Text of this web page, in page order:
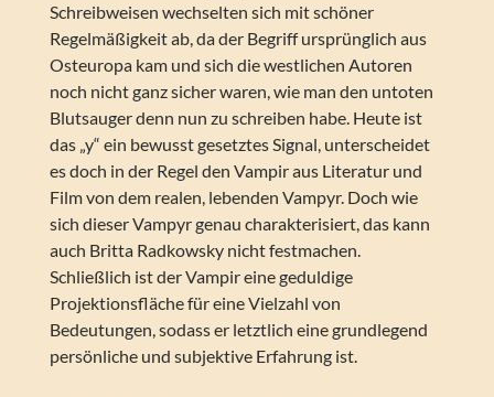
Schreibweisen wechselten sich mit schöner
Regelmäßigkeit ab, da der Begriff ursprünglich aus
Osteuropa kam und sich die westlichen Autoren
noch nicht ganz sicher waren, wie man den untoten
Blutsauger denn nun zu schreiben habe. Heute ist
das „y“ ein bewusst gesetztes Signal, unterscheidet
es doch in der Regel den Vampir aus Literatur und
Film von dem realen, lebenden Vampyr. Doch wie
sich dieser Vampyr genau charakterisiert, das kann
auch Britta Radkowsky nicht festmachen.
Schließlich ist der Vampir eine geduldige
Projektionsfläche für eine Vielzahl von
Bedeutungen, sodass er letztlich eine grundlegend
persönliche und subjektive Erfahrung ist.